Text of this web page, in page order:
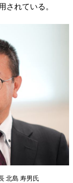
されている。
北島 寿男氏